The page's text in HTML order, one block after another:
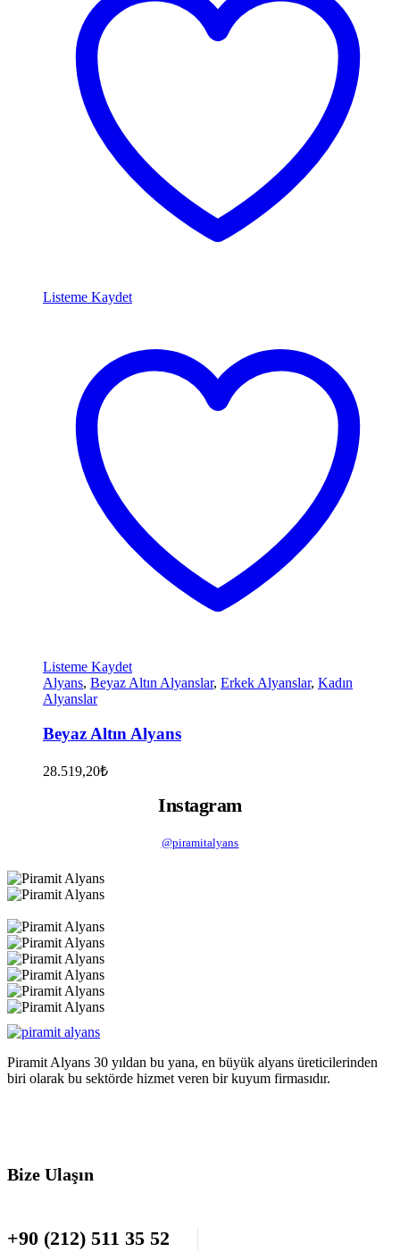
Listeme Kaydet
Listeme Kaydet
Alyans, Beyaz Altın Alyanslar, Erkek Alyanslar, Kadın
Alyanslar
Beyaz Altın Alyans
28.519,20₺
Instagram
@piramitalyans
Piramit Alyans 30 yıldan bu yana, en büyük alyans üreticilerinden
biri olarak bu sektörde hizmet veren bir kuyum firmasıdır.
Bize Ulaşın
+90 (212) 511 35 52